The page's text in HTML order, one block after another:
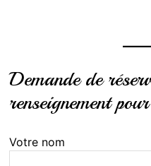
Demande de
renseignement
Votre nom